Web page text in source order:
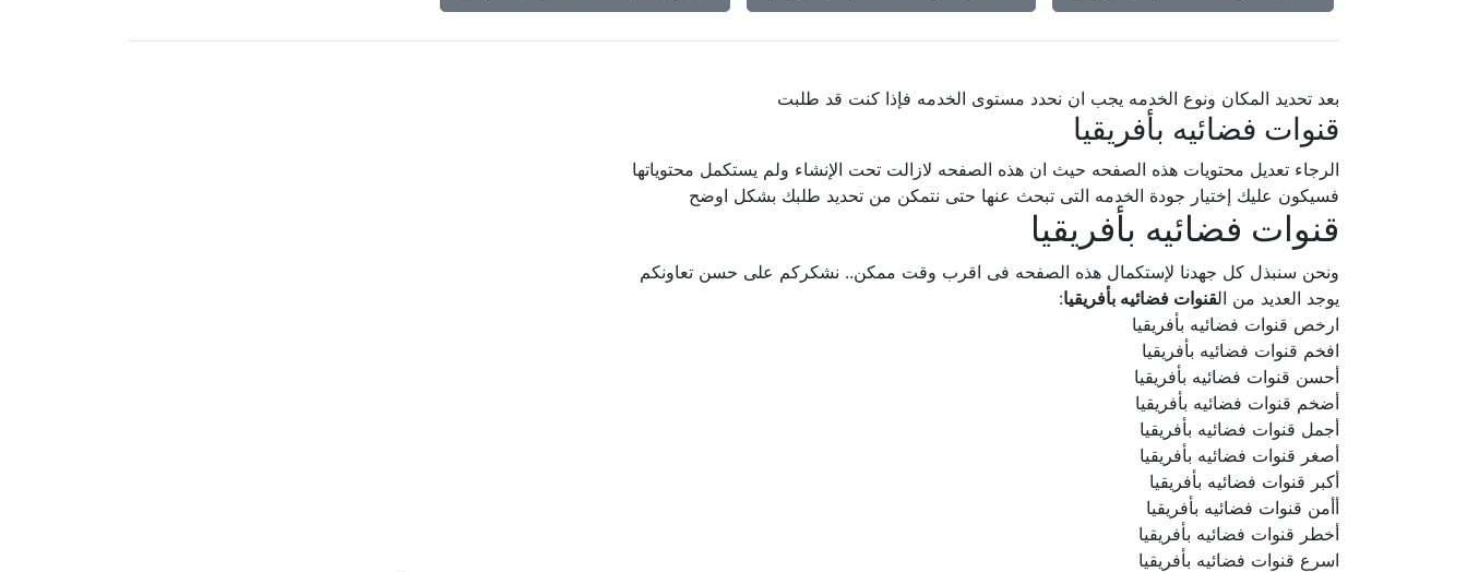
بعد تحديد المكان ونوع الخدمه يجب ان نحدد مستوى الخدمه فإذا كنت قد طلبت
قنوات فضائيه بأفريقيا
الرجاء تعديل محتويات هذه الصفحه حيث ان هذه الصفحه لازالت تحت الإنشاء ولم يستكمل محتوياتها
فسيكون عليك إختيار جودة الخدمه التى تبحث عنها حتى نتمكن من تحديد طلبك بشكل اوضح
قنوات فضائيه بأفريقيا
ونحن سنبذل كل جهدنا لإستكمال هذه الصفحه فى اقرب وقت ممكن.. نشكركم على حسن تعاونكم
يوجد العديد من القنوات فضائيه بأفريقيا:
ارخص قنوات فضائيه بأفريقيا
افخم قنوات فضائيه بأفريقيا
أحسن قنوات فضائيه بأفريقيا
أضخم قنوات فضائيه بأفريقيا
أجمل قنوات فضائيه بأفريقيا
أصغر قنوات فضائيه بأفريقيا
أكبر قنوات فضائيه بأفريقيا
أأمن قنوات فضائيه بأفريقيا
أخطر قنوات فضائيه بأفريقيا
اسرع قنوات فضائيه بأفريقيا